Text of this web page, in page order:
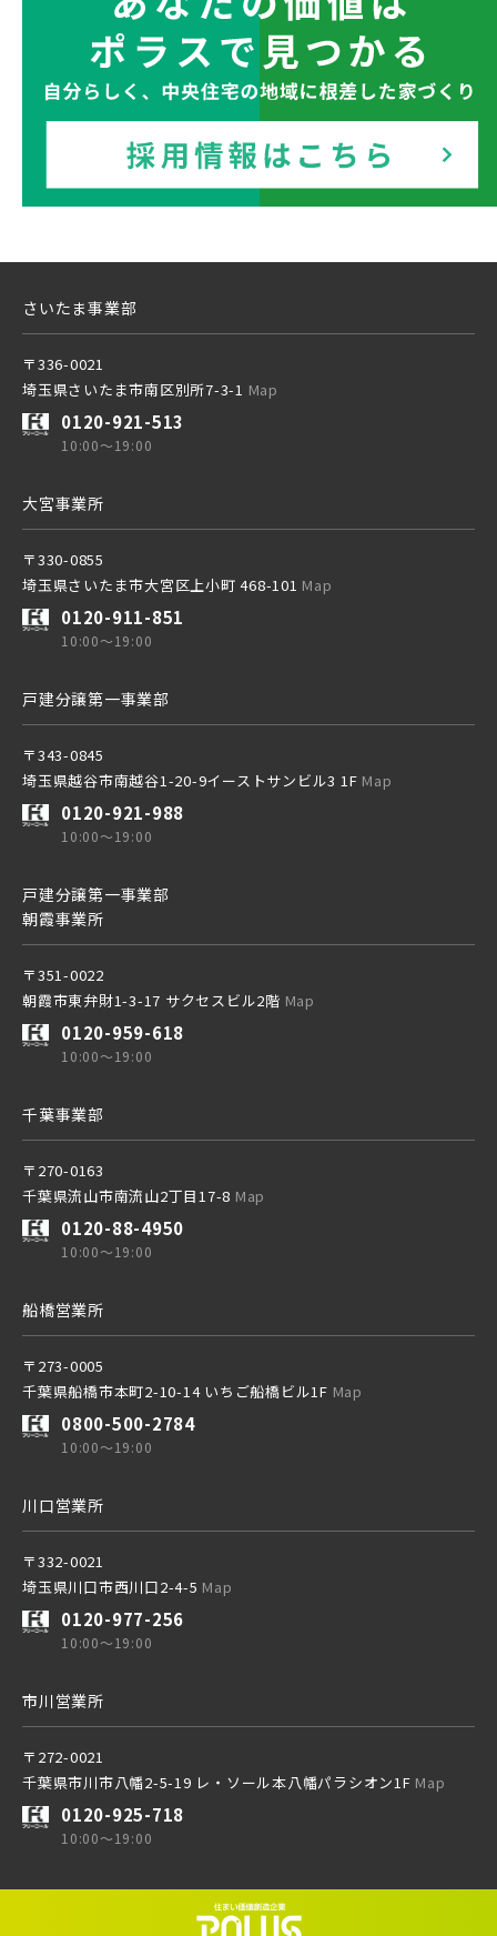
東武東上本線
京成線
京成押上線
京成成田スカイアクセス線
京成千葉線
西武線
西武池袋線
西武新宿線
西武有楽町線
西武豊島線
東京メトロ千代田線
北総鉄道
東京メトロ東西線
都営新宿線
埼玉新都市交通 [伊奈線]
20棟以上の大型分譲
さいたま事業部
〒336-0021
埼玉県さいたま市南区別所7-3-1 Map
0120-921-513
10:00～19:00
大宮事業所
〒330-0855
埼玉県さいたま市大宮区上小町 468-101 Map
0120-911-851
10:00～19:00
戸建分譲第一事業部
〒343-0845
埼玉県越谷市南越谷1-20-9イーストサンビル3 1F Map
0120-921-988
10:00～19:00
戸建分譲第一事業部
朝霞事業所
〒351-0022
朝霞市東弁財1-3-17 サクセスビル2階 Map
0120-959-618
10:00～19:00
千葉事業部
〒270-0163
千葉県流山市南流山2丁目17-8 Map
0120-88-4950
10:00～19:00
船橋営業所
〒273-0005
千葉県船橋市本町2-10-14 いちご船橋ビル1F Map
0800-500-2784
10:00～19:00
川口営業所
〒332-0021
埼玉県川口市西川口2-4-5 Map
0120-977-256
10:00～19:00
市川営業所
〒272-0021
千葉県市川市八幡2-5-19 レ・ソール本八幡パラシオン1F Map
0120-925-718
10:00～19:00